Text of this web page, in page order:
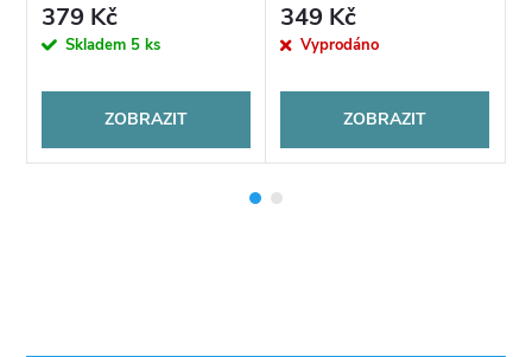
379 Kč
Skladem 5 ks
ZOBRAZIT
349 Kč
Vyprodáno
ZOBRAZIT